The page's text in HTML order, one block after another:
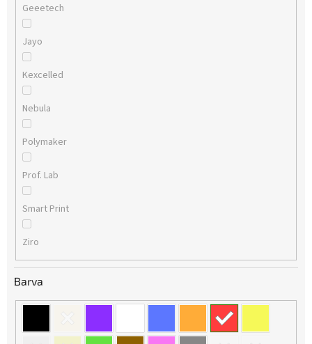
Geeetech
Jayo
Kexcelled
Nebula
Polymaker
Prof. Lab
Smart Print
Ziro
Barva